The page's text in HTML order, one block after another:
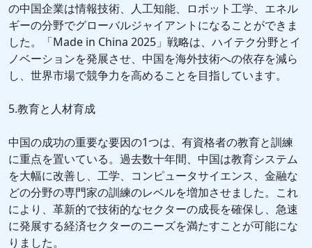
の中国企業は情報技術、人工知能、ロボット工学、エネル
ギーの分野でグローバルジャイアントになることができま
した。「Made in China 2025」戦略は、ハイテク分野とイ
ノベーションを発展させ、中国を海外技術への依存を減ら
し、世界市場で競争力を高めることを目指しています。
5.教育と人材育成
中国の成功の重要な要因の1つは、有資格者の教育と訓練
に重点を置いている。過去数十年間、中国は教育システム
を大幅に改善し、工学、コンピュータサイエンス、金融な
どの分野の専門家の訓練のレベルを増加させました。これ
により、革新的で技術的なセクターの成長を確保し、急速
に発展する経済セクターのニーズを満たすことが可能にな
りました。